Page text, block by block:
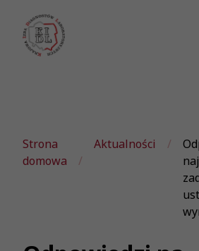
Strona
domowa
Aktualności